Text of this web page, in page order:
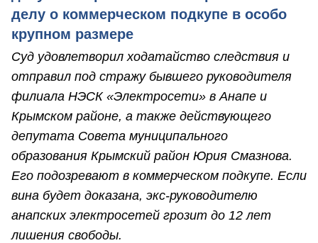
делу о коммерческом подкупе в особо
крупном размере
Суд удовлетворил ходатайство следствия и
отправил под стражу бывшего руководителя
филиала НЭСК «Электросети» в Анапе и
Крымском районе, а также действующего
депутата Совета муниципального
образования Крымский район Юрия Смазнова.
Его подозревают в коммерческом подкупе. Если
вина будет доказана, экс-руководителю
анапских электросетей грозит до 12 лет
лишения свободы.